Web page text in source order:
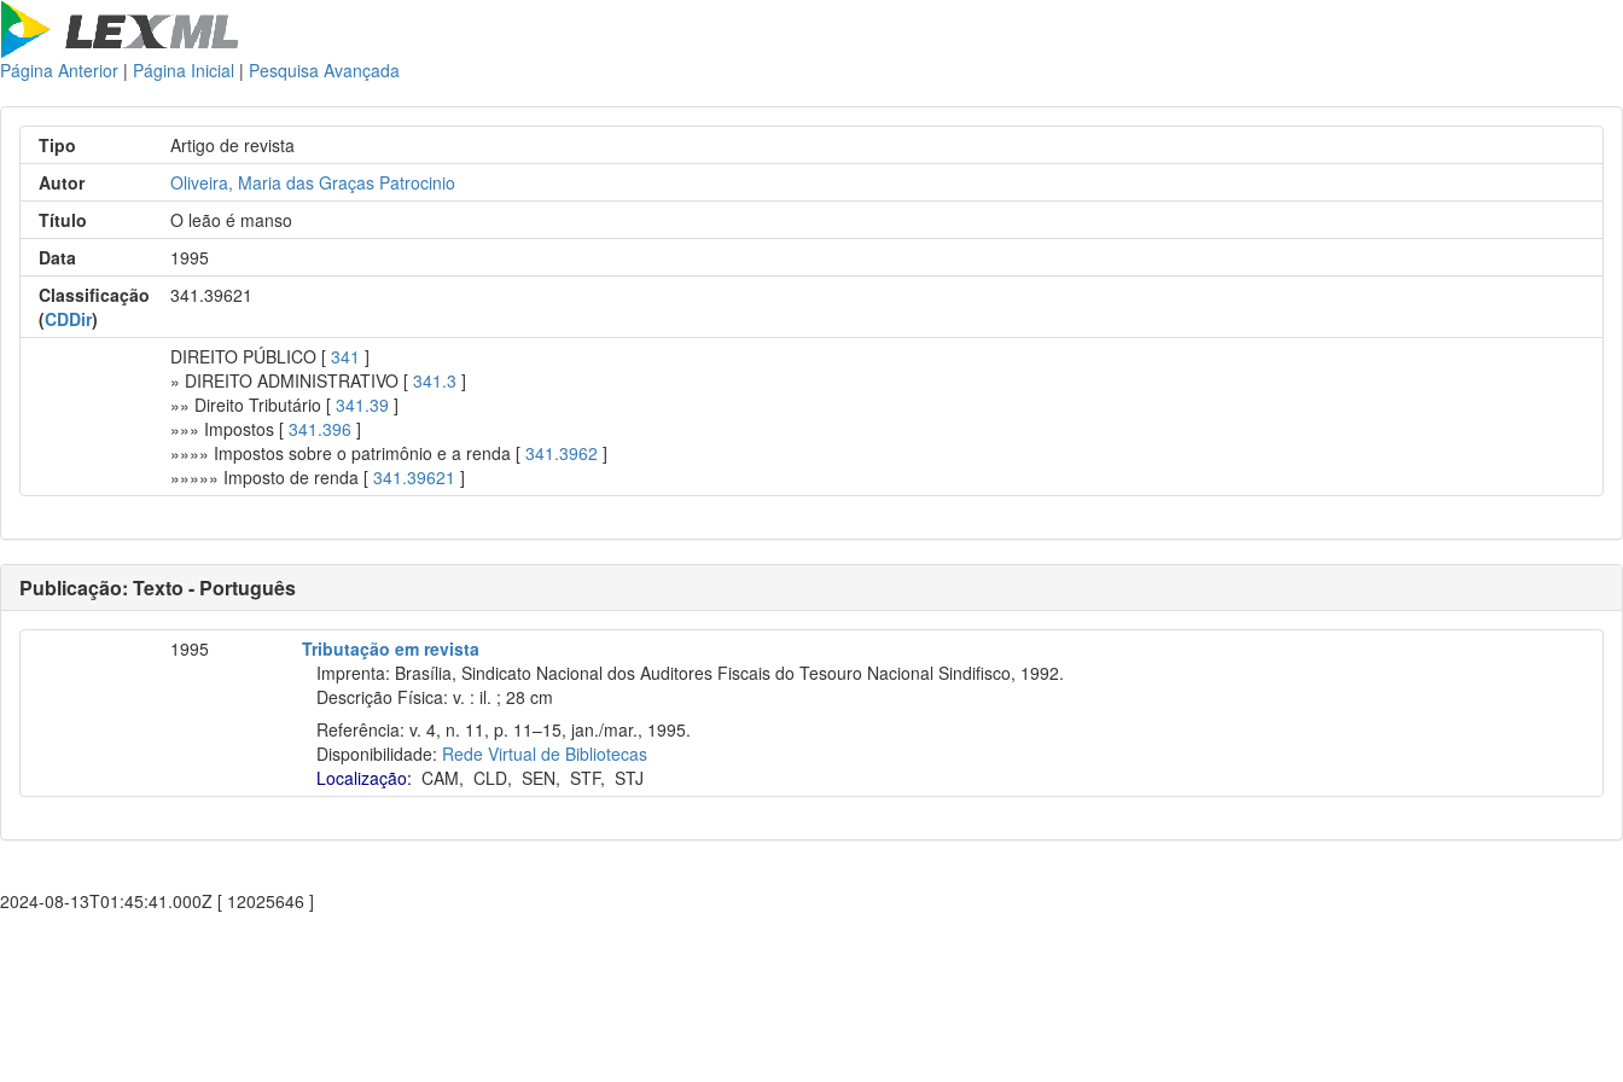
Página Anterior | Página Inicial | Pesquisa Avançada
Tipo
Artigo de revista
Autor
Oliveira, Maria das Graças Patrocinio
Título
O leão é manso
Data
1995
Classificação
(CDDir)
341.39621
DIREITO PÚBLICO [341 ]
» DIREITO ADMINISTRATIVO [341.3 ]
»» Direito Tributário [341.39 ]
»»» Impostos [341.396 ]
»»»» Impostos sobre o patrimônio e a renda [341.3962 ]
»»»»» Imposto de renda [341.39621 ]
Publicação: Texto - Português
1995
Tributação em revista
Imprenta: Brasília, Sindicato Nacional dos Auditores Fiscais do Tesouro Nacional Sindifisco, 1992.
Descrição Física: v. : il. ; 28 cm
Referência: v. 4, n. 11, p. 11–15, jan./mar., 1995.
Disponibilidade: Rede Virtual de Bibliotecas
Localização: CAM,CLD,SEN,STF,STJ
2024-08-13T01:45:41.000Z [ 12025646 ]